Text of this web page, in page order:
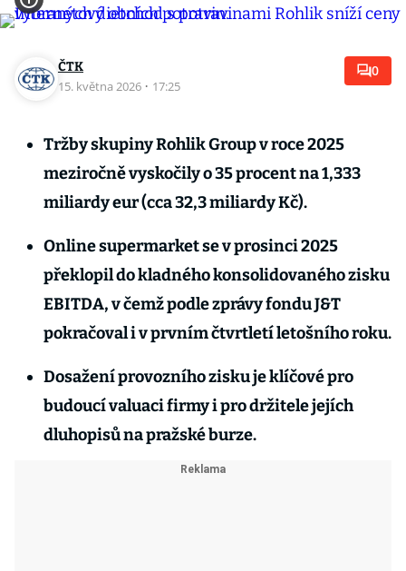
ČTK
15. května 2026 · 17:25
0
Tržby skupiny Rohlik Group v roce 2025
meziročně vyskočily o 35 procent na 1,333
miliardy eur (cca 32,3 miliardy Kč).
Online supermarket se v prosinci 2025
překlopil do kladného konsolidovaného zisku
EBITDA, v čemž podle zprávy fondu J&T
pokračoval i v prvním čtvrtletí letošního roku.
Dosažení provozního zisku je klíčové pro
budoucí valuaci firmy i pro držitele jejích
dluhopisů na pražské burze.